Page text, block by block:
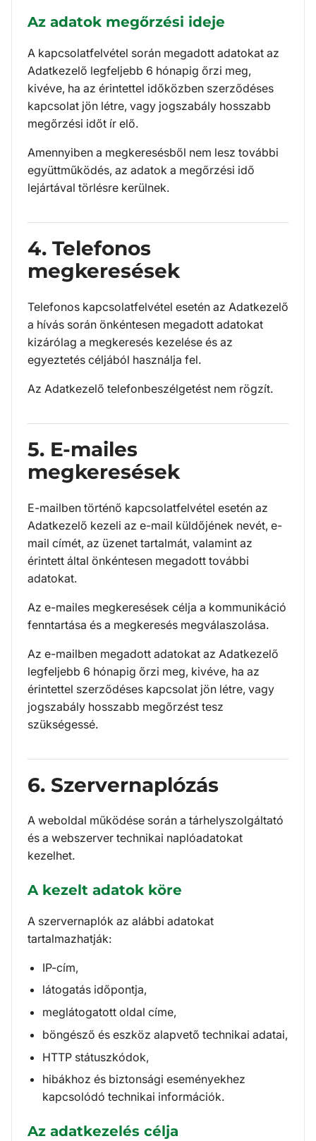
Az adatok megőrzési ideje
A kapcsolatfelvétel során megadott adatokat az
Adatkezelő legfeljebb 6 hónapig őrzi meg,
kivéve, ha az érintettel időközben szerződéses
kapcsolat jön létre, vagy jogszabály hosszabb
megőrzési időt ír elő.
Amennyiben a megkeresésből nem lesz további
együttműködés, az adatok a megőrzési idő
lejártával törlésre kerülnek.
4. Telefonos
megkeresések
Telefonos kapcsolatfelvétel esetén az Adatkezelő
a hívás során önkéntesen megadott adatokat
kizárólag a megkeresés kezelése és az
egyeztetés céljából használja fel.
Az Adatkezelő telefonbeszélgetést nem rögzít.
5. E-mailes
megkeresések
E-mailben történő kapcsolatfelvétel esetén az
Adatkezelő kezeli az e-mail küldőjének nevét, e-
mail címét, az üzenet tartalmát, valamint az
érintett által önkéntesen megadott további
adatokat.
Az e-mailes megkeresések célja a kommunikáció
fenntartása és a megkeresés megválaszolása.
Az e-mailben megadott adatokat az Adatkezelő
legfeljebb 6 hónapig őrzi meg, kivéve, ha az
érintettel szerződéses kapcsolat jön létre, vagy
jogszabály hosszabb megőrzést tesz
szükségessé.
6. Szervernaplózás
A weboldal működése során a tárhelyszolgáltató
és a webszerver technikai naplóadatokat
kezelhet.
A kezelt adatok köre
A szervernaplók az alábbi adatokat
tartalmazhatják:
IP-cím,
látogatás időpontja,
meglátogatott oldal címe,
böngésző és eszköz alapvető technikai adatai,
HTTP státuszkódok,
hibákhoz és biztonsági eseményekhez
kapcsolódó technikai információk.
Az adatkezelés célja